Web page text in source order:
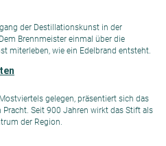
der Destillationskunst in der
Brennmeister einmal über die
miterleben, wie ein Edelbrand entsteht.
gelegen, präsentiert sich das
Seit 900 Jahren wirkt das Stift als
der Region.